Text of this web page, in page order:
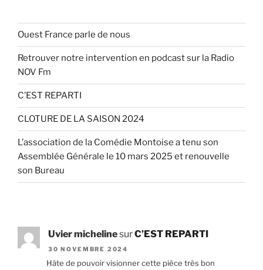
Ouest France parle de nous
Retrouver notre intervention en podcast sur la Radio
NOV Fm
C’EST REPARTI
CLOTURE DE LA SAISON 2024
L’association de la Comédie Montoise a tenu son
Assemblée Générale le 10 mars 2025 et renouvelle
son Bureau
Uvier michelinesurC’EST REPARTI
30 NOVEMBRE 2024
Hâte de pouvoir visionner cette pièce très bon